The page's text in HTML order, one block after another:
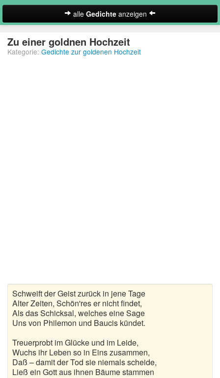
alle Gedichte anzeigen
Neues Gedicht eintragen
Hochzeitsgedichte
Kindergedichte
Kurze Gedichte
Liebesgedichte
Zu einer goldnen Hochzeit
Kategorie: Gedichte zur goldenen Hochzeit
Schweift der Geist zurück in jene Tage
Alter Zeiten, Schön'res er nicht findet,
Als das Schicksal, welches eine Sage
Uns von Philemon und Baucis kündet.
Treuerprobt im Glücke und im Leide,
Wuchs ihr Leben so in Eins zusammen,
Daß – damit der Tod sie niemals scheide,
Ließ ein Gott aus ihnen Bäume stammen